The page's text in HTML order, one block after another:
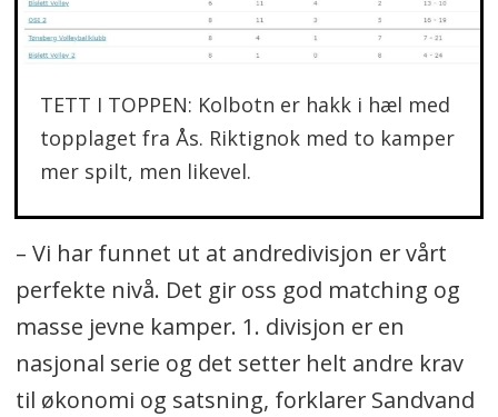
TETT I TOPPEN: Kolbotn er hakk i hæl med
topplaget fra Ås. Riktignok med to kamper
mer spilt, men likevel.
– Vi har funnet ut at andredivisjon er vårt
perfekte nivå. Det gir oss god matching og
masse jevne kamper. 1. divisjon er en
nasjonal serie og det setter helt andre krav
til økonomi og satsning, forklarer Sandvand